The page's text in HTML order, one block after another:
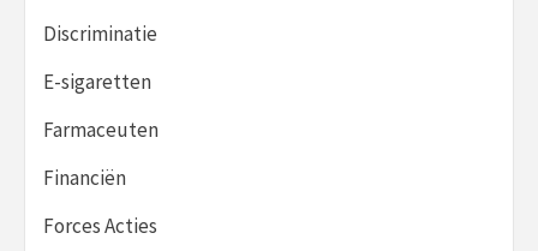
Discriminatie
E-sigaretten
Farmaceuten
Financiën
Forces Acties